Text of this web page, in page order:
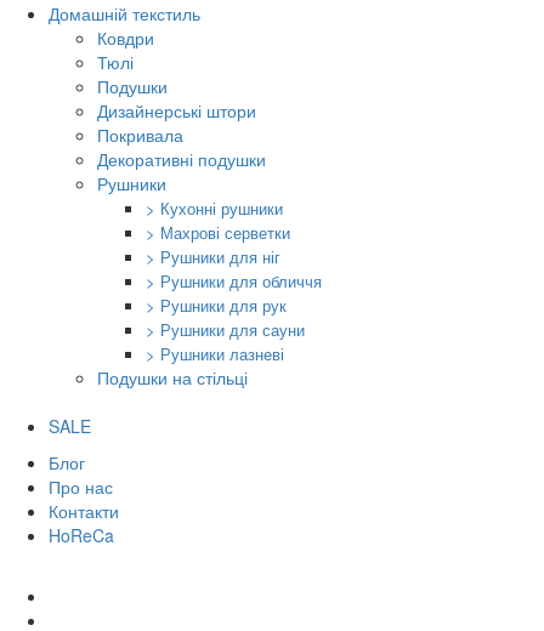
Домашній текстиль
Ковдри
Тюлі
Подушки
Дизайнерські штори
Покривала
Декоративні подушки
Рушники
> Кухонні рушники
> Махрові серветки
> Рушники для ніг
> Рушники для обличчя
> Рушники для рук
> Рушники для сауни
> Рушники лазневі
Подушки на стільці
SALE
Блог
Про нас
Контакти
HoReCa